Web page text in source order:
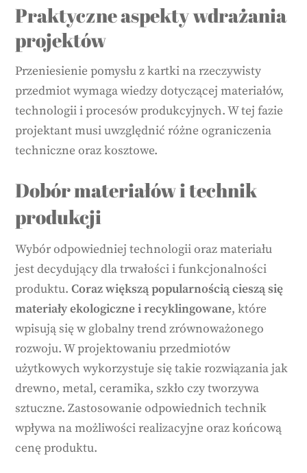
Praktyczne aspekty wdrażania
projektów
Przeniesienie pomysłu z kartki na rzeczywisty
przedmiot wymaga wiedzy dotyczącej materiałów,
technologii i procesów produkcyjnych. W tej fazie
projektant musi uwzględnić różne ograniczenia
techniczne oraz kosztowe.
Dobór materiałów i technik
produkcji
Wybór odpowiedniej technologii oraz materiału
jest decydujący dla trwałości i funkcjonalności
produktu.Coraz większą popularnością cieszą się
materiały ekologiczne i recyklingowane, które
wpisują się w globalny trend zrównoważonego
rozwoju. W projektowaniu przedmiotów
użytkowych wykorzystuje się takie rozwiązania jak
drewno, metal, ceramika, szkło czy tworzywa
sztuczne. Zastosowanie odpowiednich technik
wpływa na możliwości realizacyjne oraz końcową
cenę produktu.